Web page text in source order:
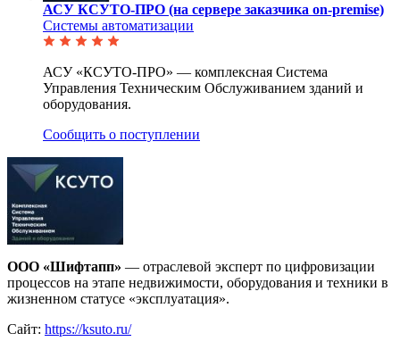
АСУ КСУТО-ПРО (на сервере заказчика on-premise)
Системы автоматизации
АСУ «КСУТО-ПРО» — комплексная Система
Управления Техническим Обслуживанием зданий и
оборудования.
Сообщить о поступлении
ООО «Шифтапп» — отраслевой эксперт по цифровизации
процессов на этапе недвижимости, оборудования и техники в
жизненном статусе «эксплуатация».
Сайт: https://ksuto.ru/